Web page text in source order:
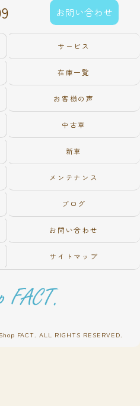
お問い合わせ
サービス
在庫一覧
お客様の声
中古車
新車
メンテナンス
ブログ
お問い合わせ
サイトマップ
FACT. ALL RIGHTS RESERVED.